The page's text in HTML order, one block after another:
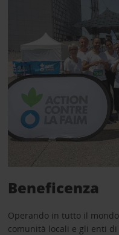
Beneficenza
Operando in tutto il
comunità locali e gli enti